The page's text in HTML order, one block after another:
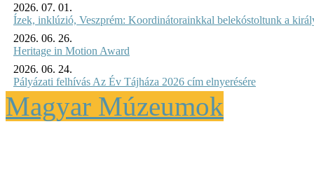
2026. 07. 01.
Ízek, inklúzió, Veszprém: Koordinátorainkkal belekóstoltunk a
2026. 06. 26.
Heritage in Motion Award
2026. 06. 24.
Pályázati felhívás Az Év Tájháza 2026 cím elnyerésére
Magyar Múzeumok